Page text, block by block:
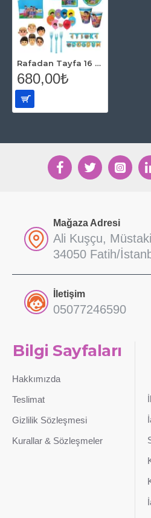
Rafadan Tayfa 16 Kişilik Parti Seti
680,00₺
Mağaza Adresi
Ali Kuşçu,
34050 Fatih/
İletişim
05077246590
Bilgi Sayfaları
Hakkımızda
Teslimat
Gizlilik Sözleşmesi
Kurallar & Sözleşmeler